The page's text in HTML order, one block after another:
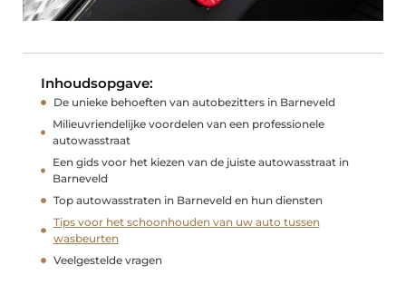
Inhoudsopgave:
De unieke behoeften van autobezitters in Barneveld
Milieuvriendelijke voordelen van een professionele
autowasstraat
Een gids voor het kiezen van de juiste autowasstraat in
Barneveld
Top autowasstraten in Barneveld en hun diensten
Tips voor het schoonhouden van uw auto tussen
wasbeurten
Veelgestelde vragen